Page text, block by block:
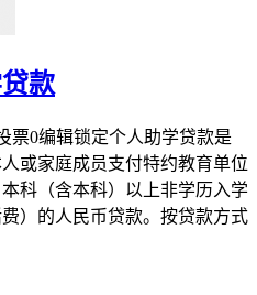
款
票0编辑锁定个人助学贷款是
或家庭成员支付特约教育单位
科（含本科）以上非学历入学
）的人民币贷款。按贷款方式